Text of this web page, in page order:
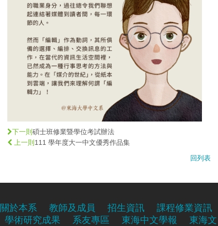
下一則 碩士班修業暨學位考試辦法
上一則 111 學年度大一中文優秀作品集
回列表
關於本系 教師及成員 招生資訊
課程修業資訊
學術研究成果
系友專區 東海中文學報
東海文